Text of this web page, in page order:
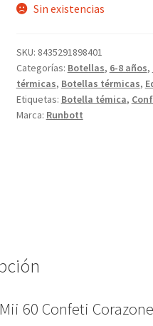
Sin existencias
SKU: 8435291898401
Categorías: Botellas, 6-8 años,
térmicas, Botellas térmicas,
Etiquetas: Botella témica,
Marca: Runbott
60 Confeti